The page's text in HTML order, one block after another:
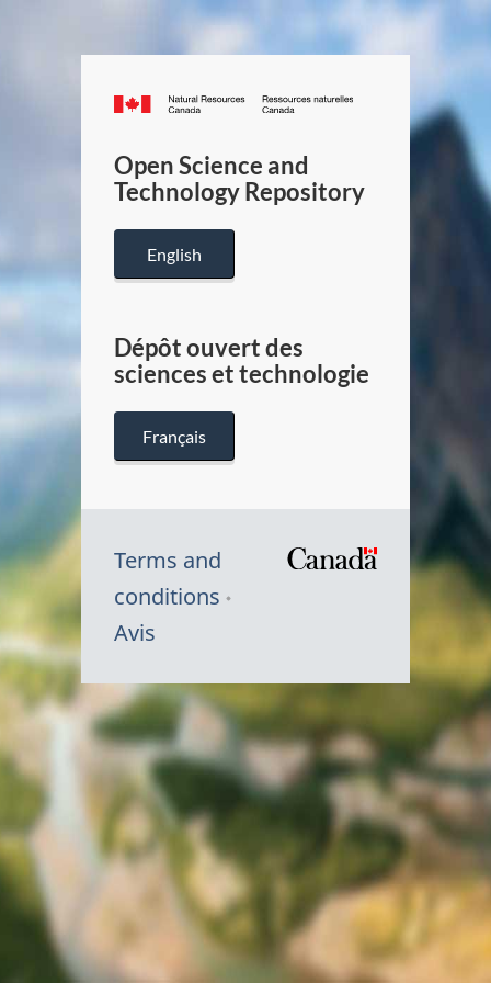
Canada.ca
/
Canada
Open Science and
Technology Repository
English
Dépôt ouvert des
sciences et technologie
Français
Terms and
conditions
Avis
Canada